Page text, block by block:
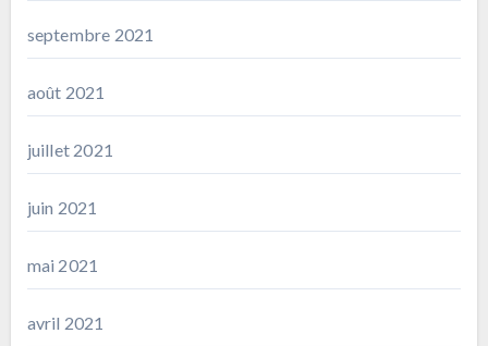
septembre 2021
août 2021
juillet 2021
juin 2021
mai 2021
avril 2021